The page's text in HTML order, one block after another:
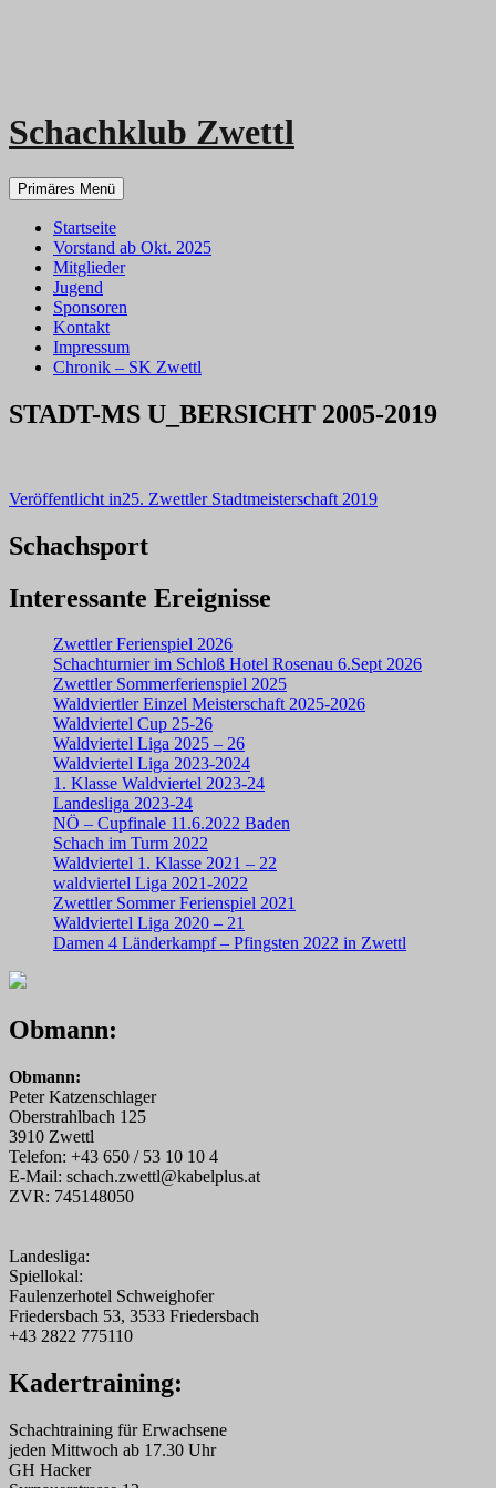
Schachklub Zwettl
Primäres Menü Zum
Inhalt
Startseite
Vorstand ab Okt. 2025
Mitglieder
Jugend
Sponsoren
Kontakt
Impressum
Chronik – SK Zwettl
STADT-MS U_BERSICHT 2005-2019
Beitragsnavigation
Veröffentlicht in25. Zwettler Stadtmeisterschaft 2019
Schachsport
Interessante Ereignisse
Zwettler Ferienspiel 2026
Schachturnier im Schloß Hotel Rosenau 6.Sept 2026
Zwettler Sommerferienspiel 2025
Waldviertler Einzel Meisterschaft 2025-2026
Waldviertel Cup 25-26
Waldviertel Liga 2025 – 26
Waldviertel Liga 2023-2024
1. Klasse Waldviertel 2023-24
Landesliga 2023-24
NÖ – Cupfinale 11.6.2022 Baden
Schach im Turm 2022
Waldviertel 1. Klasse 2021 – 22
waldviertel Liga 2021-2022
Zwettler Sommer Ferienspiel 2021
Waldviertel Liga 2020 – 21
Damen 4 Länderkampf – Pfingsten 2022 in Zwettl
Obmann:
Obmann:
Peter Katzenschlager
Oberstrahlbach 125
3910 Zwettl
Telefon: +43 650 / 53 10 10 4
E-Mail: schach.zwettl@kabelplus.at
ZVR: 745148050
Landesliga:
Spiellokal:
Faulenzerhotel Schweighofer
Friedersbach 53, 3533 Friedersbach
+43 2822 775110
Kadertraining:
Schachtraining für Erwachsene
jeden Mittwoch ab 17.30 Uhr
GH Hacker